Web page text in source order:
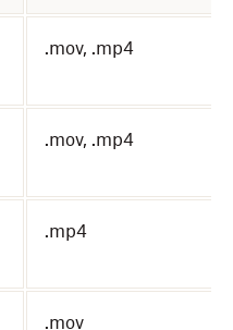
.mov, .mp4
.mov, .mp4
.mp4
.mov